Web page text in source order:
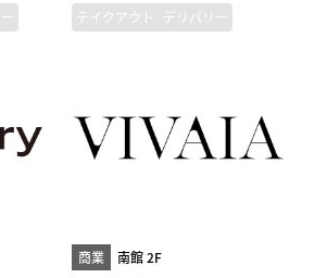
テイクアウト デリバリー
商業
南館 2F